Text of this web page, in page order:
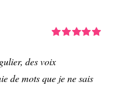
des voix
de mots que je ne sais